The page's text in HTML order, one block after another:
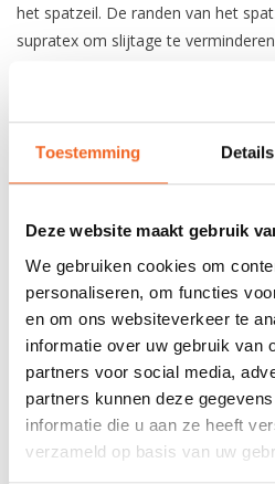
Toestemming Details
Deze website maakt gebruik
We gebruiken cookies om
personaliseren, om functies
en om ons websiteverkeer te
informatie over uw gebruik van
partners voor social media,
partners kunnen deze
informatie die u aan ze heeft
verzameld op basis van uw
het spatzeil. De randen van het
supratex om slijtage te
elastiek, waardoor het spatzeil
O-ring seal zorgt ervoor dat het
blijft zitten. De naden zijn gelijmd,
meer comfort en langere
REVIEWS
Nog niet gewaardeerd
0 sterren op basis van
JE